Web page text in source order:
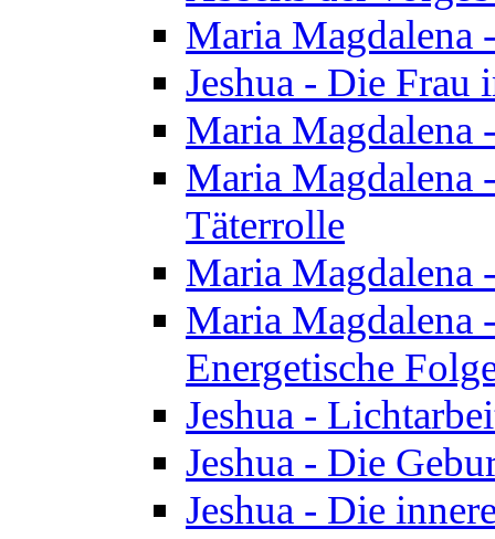
Maria Magdalena
Jeshua - Die Frau
Maria Magdalena
Maria Magdalena
Täterrolle
Maria Magdalena
Maria Magdalena
Energetische
Jeshua -
Jeshua - Die
Jeshua - Die